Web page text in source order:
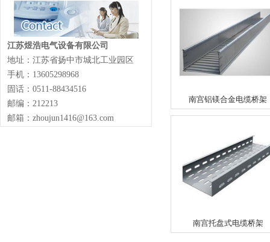
江苏煜浩电气设备有限公司
地址：江苏省扬中市城北工业园区
手机：13605298968
固话：0511-88434516
邮编：212213
邮箱：zhoujun1416@163.com
南宫铝镁合金电缆桥架
南宫托盘式电缆桥架